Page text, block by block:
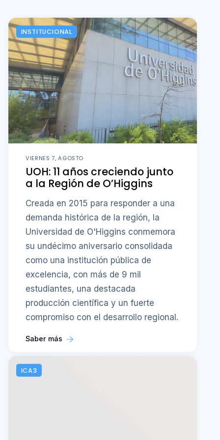
INSTITUCIONAL
VIERNES 7, AGOSTO
UOH: 11 años creciendo junto
a la Región de O’Higgins
Creada en 2015 para responder a una
demanda histórica de la región, la
Universidad de O'Higgins conmemora
su undécimo aniversario consolidada
como una institución pública de
excelencia, con más de 9 mil
estudiantes, una destacada
producción científica y un fuerte
compromiso con el desarrollo regional.
Saber más
ICA3